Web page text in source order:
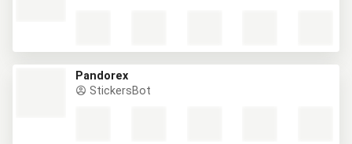
Pandorex
StickersBot